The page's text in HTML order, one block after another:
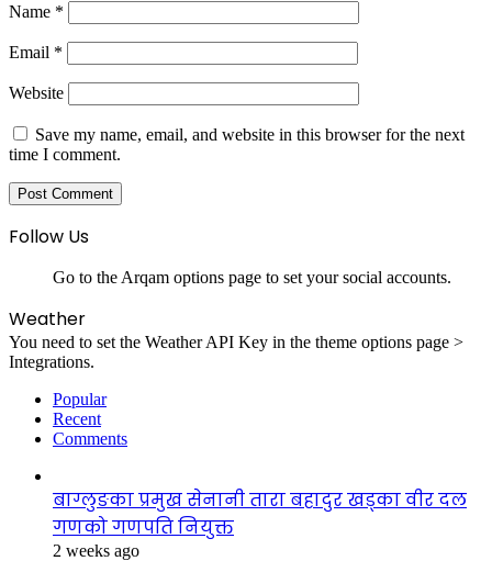
Name *
Email *
Website
Save my name, email, and website in this browser for the next
time I comment.
Follow Us
Go to the Arqam options page to set your social accounts.
Weather
You need to set the Weather API Key in the theme options page >
Integrations.
Popular
Recent
Comments
बाग्लुङका प्रमुख सेनानी तारा बहादुर खड्का वीर दल
गणको गणपति नियुक्त
2 weeks ago